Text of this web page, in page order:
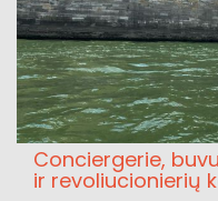
Conciergerie,
ir revoliucionierių